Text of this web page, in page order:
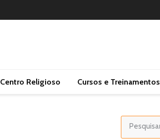
Centro Religioso Cursos e Treinamentos